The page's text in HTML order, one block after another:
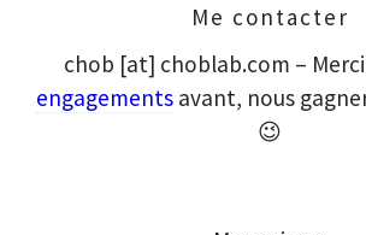
Me contacter
chob [at] choblab.com –
engagementsavant, nous
😉